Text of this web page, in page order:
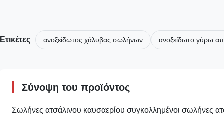
Ετικέτες ανοξείδωτος χάλυβας σωλήνων ανοξείδωτο γύρω
Σύνοψη του προϊόντος
Σωλήνες ατσάλινου καυσαερίου συγκολλημένοι σωλήνες